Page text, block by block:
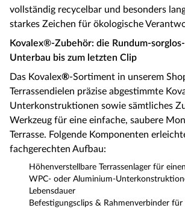
vollständig recycelbar und besonders
starkes Zeichen für ökologische
Kovalex®-Zubehör: die Rundum-
Unterbau bis zum letzten Clip
Das Kovalex®-Sortiment in unserem
Terrassendielen präzise abgestimmte
Unterkonstruktionen sowie sämtliches
Werkzeug für eine einfache, saubere
Terrasse. Folgende Komponenten
fachgerechten Aufbau:
Höhenverstellbare Terrassenlager für
WPC- oder Aluminium-
Lebensdauer
Befestigungsclips & Rahmenverbinder